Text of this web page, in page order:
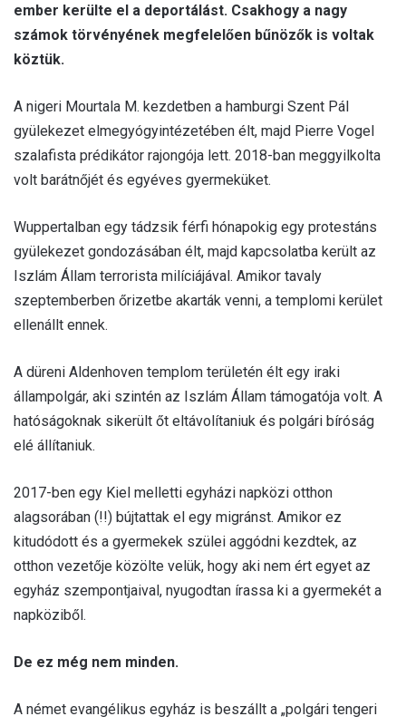
ember kerülte el a deportálást. Csakhogy a nagy
számok törvényének megfelelően bűnözők is voltak
köztük.
A nigeri Mourtala M. kezdetben a hamburgi Szent Pál
gyülekezet elmegyógyintézetében élt, majd Pierre Vogel
szalafista prédikátor rajongója lett. 2018-ban meggyilkolta
volt barátnőjét és egyéves gyermeküket.
Wuppertalban egy tádzsik férfi hónapokig egy protestáns
gyülekezet gondozásában élt, majd kapcsolatba került az
Iszlám Állam terrorista milíciájával. Amikor tavaly
szeptemberben őrizetbe akarták venni, a templomi kerület
ellenállt ennek.
A düreni Aldenhoven templom területén élt egy iraki
állampolgár, aki szintén az Iszlám Állam támogatója volt. A
hatóságoknak sikerült őt eltávolítaniuk és polgári bíróság
elé állítaniuk.
2017-ben egy Kiel melletti egyházi napközi otthon
alagsorában (!!) bújtattak el egy migránst. Amikor ez
kitudódott és a gyermekek szülei aggódni kezdtek, az
otthon vezetője közölte velük, hogy aki nem ért egyet az
egyház szempontjaival, nyugodtan írassa ki a gyermekét a
napköziből.
De ez még nem minden.
A német evangélikus egyház is beszállt a „polgári tengeri